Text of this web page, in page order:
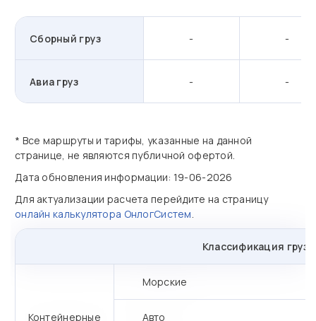
Сборный груз - -
Авиа груз - -
* Все маршруты и тарифы, указанные на данной
странице, не являются публичной офертой.
Дата обновления информации: 19-06-2026
Для актуализации расчета перейдите на страницу
онлайн калькулятора ОнлогСистем.
Классификация
Контейнерные
Морские
Авто